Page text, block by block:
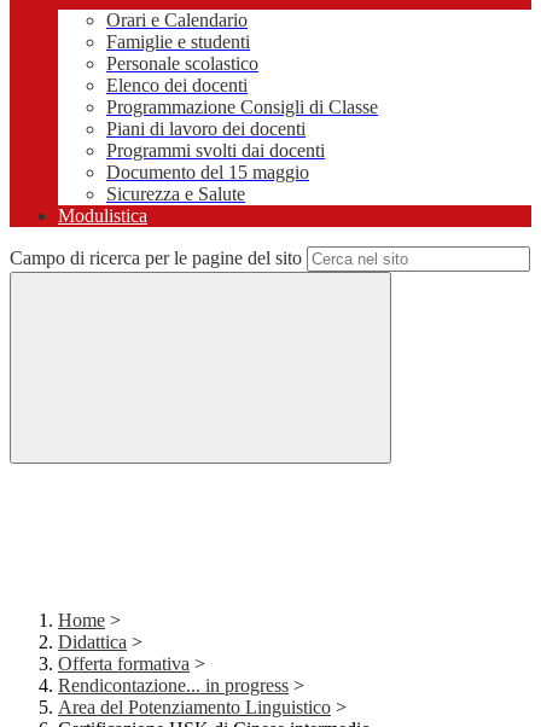
Orari e Calendario
Famiglie e studenti
Personale scolastico
Elenco dei docenti
Programmazione Consigli di Classe
Piani di lavoro dei docenti
Programmi svolti dai docenti
Documento del 15 maggio
Sicurezza e Salute
Modulistica
Campo di ricerca per le pagine del sito
Home >
Didattica >
Offerta formativa >
Rendicontazione... in progress >
Area del Potenziamento Linguistico >